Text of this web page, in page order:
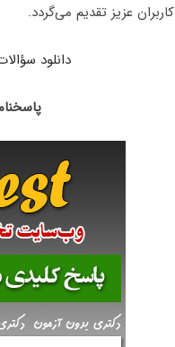
کاربران عزیز تقدیم می‌گردد.
دانلود سؤالات